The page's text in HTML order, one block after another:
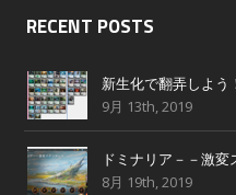
RECENT POSTS
新生化で翻弄しよう
9月 13th, 2019
ドミナリア－－激
8月 19th, 2019